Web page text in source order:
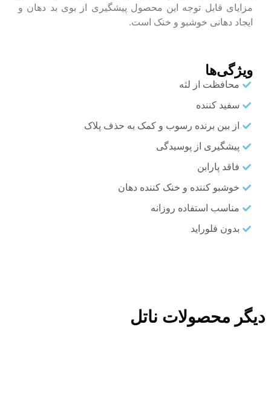
ویژگی‌ها
محافظت از لثه
سفید کننده
از بین برنده رسوب و کمک به حذف پلاک
پیشگیری از پوسیدگی
فاقد پارابن
خوشبو کننده و خنک کننده دهان
مناسب استفاده روزانه
بدون فلوراید
مزایای قابل توجه این محصول پیشگیری از بوی بد دهان و
ایجاد دهانی خوشبو و خنک است.
دیگر محصولات ناتل